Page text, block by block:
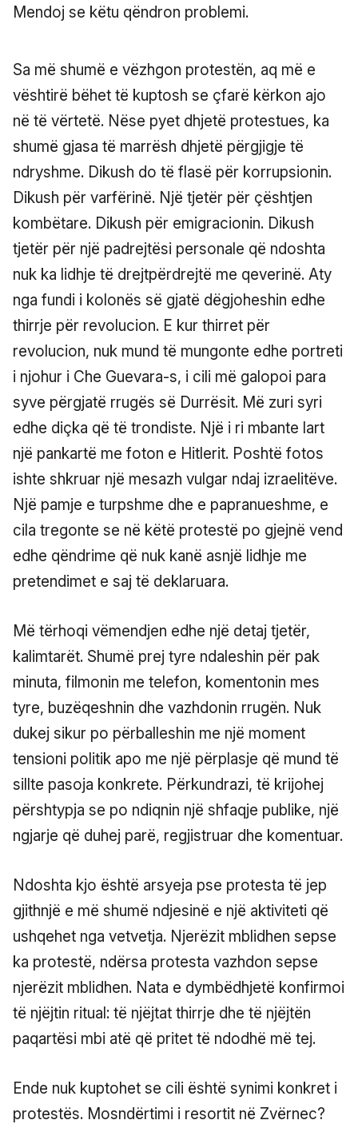
Mendoj se këtu qëndron problemi.
Sa më shumë e vëzhgon protestën, aq më e
vështirë bëhet të kuptosh se çfarë kërkon ajo
në të vërtetë. Nëse pyet dhjetë protestues, ka
shumë gjasa të marrësh dhjetë përgjigje të
ndryshme. Dikush do të flasë për korrupsionin.
Dikush për varfërinë. Një tjetër për çështjen
kombëtare. Dikush për emigracionin. Dikush
tjetër për një padrejtësi personale që ndoshta
nuk ka lidhje të drejtpërdrejtë me qeverinë. Aty
nga fundi i kolonës së gjatë dëgjoheshin edhe
thirrje për revolucion. E kur thirret për
revolucion, nuk mund të mungonte edhe portreti
i njohur i Che Guevara-s, i cili më galopoi para
syve përgjatë rrugës së Durrësit. Më zuri syri
edhe diçka që të trondiste. Një i ri mbante lart
një pankartë me foton e Hitlerit. Poshtë fotos
ishte shkruar një mesazh vulgar ndaj izraelitëve.
Një pamje e turpshme dhe e papranueshme, e
cila tregonte se në këtë protestë po gjejnë vend
edhe qëndrime që nuk kanë asnjë lidhje me
pretendimet e saj të deklaruara.
Më tërhoqi vëmendjen edhe një detaj tjetër,
kalimtarët. Shumë prej tyre ndaleshin për pak
minuta, filmonin me telefon, komentonin mes
tyre, buzëqeshnin dhe vazhdonin rrugën. Nuk
dukej sikur po përballeshin me një moment
tensioni politik apo me një përplasje që mund të
sillte pasoja konkrete. Përkundrazi, të krijohej
përshtypja se po ndiqnin një shfaqje publike, një
ngjarje që duhej parë, regjistruar dhe komentuar.
Ndoshta kjo është arsyeja pse protesta të jep
gjithnjë e më shumë ndjesinë e një aktiviteti që
ushqehet nga vetvetja. Njerëzit mblidhen sepse
ka protestë, ndërsa protesta vazhdon sepse
njerëzit mblidhen. Nata e dymbëdhjetë konfirmoi
të njëjtin ritual: të njëjtat thirrje dhe të njëjtën
paqartësi mbi atë që pritet të ndodhë më tej.
Ende nuk kuptohet se cili është synimi konkret i
protestës. Mosndërtimi i resortit në Zvërnec?